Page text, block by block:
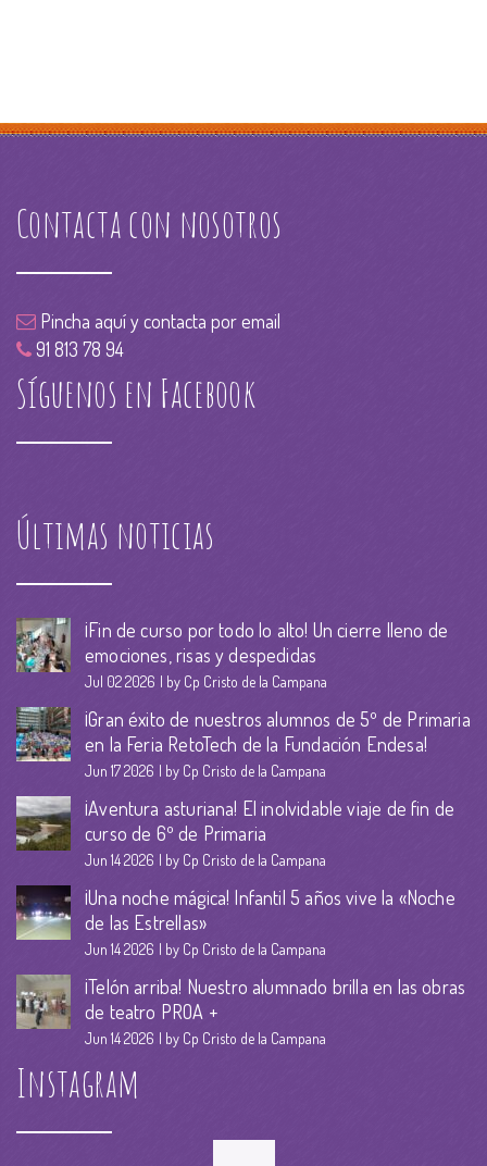
Contacta con nosotros
Pincha aquí y contacta por email
91 813 78 94
Síguenos en Facebook
Últimas noticias
¡Fin de curso por todo lo alto! Un cierre lleno de
emociones, risas y despedidas
Jul 02 2026 by Cp Cristo de la Campana
¡Gran éxito de nuestros alumnos de 5º de Primaria
en la Feria RetoTech de la Fundación Endesa!
Jun 17 2026 by Cp Cristo de la Campana
¡Aventura asturiana! El inolvidable viaje de fin de
curso de 6º de Primaria
Jun 14 2026 by Cp Cristo de la Campana
¡Una noche mágica! Infantil 5 años vive la «Noche
de las Estrellas»
Jun 14 2026 by Cp Cristo de la Campana
¡Telón arriba! Nuestro alumnado brilla en las obras
de teatro PROA +
Jun 14 2026 by Cp Cristo de la Campana
Instagram